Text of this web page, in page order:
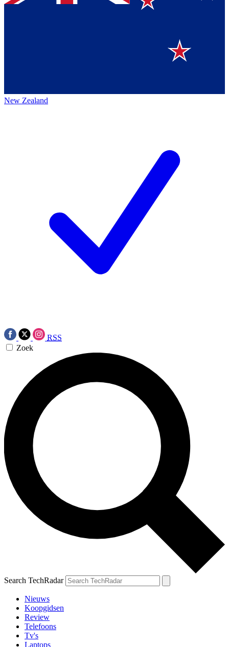
New Zealand
RSS
Zoek
Search TechRadar
Nieuws
Koopgidsen
Review
Telefoons
Tv's
Laptops